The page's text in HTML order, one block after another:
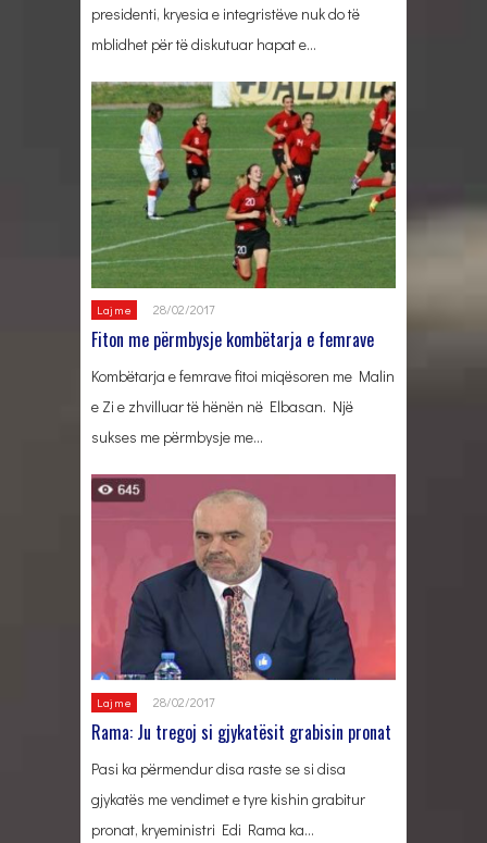
presidenti, kryesia e integristëve nuk do të
mblidhet për të diskutuar hapat e…
Lajme 28/02/2017
Fiton me përmbysje kombëtarja e femrave
Kombëtarja e femrave fitoi miqësoren me Malin
e Zi e zhvilluar të hënën në Elbasan. Një
sukses me përmbysje me…
Lajme 28/02/2017
Rama: Ju tregoj si gjykatësit grabisin pronat
Pasi ka përmendur disa raste se si disa
gjykatës me vendimet e tyre kishin grabitur
pronat, kryeministri Edi Rama ka…